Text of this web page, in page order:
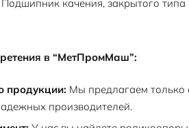
Подшипник качения, закрытого типа
в “МетПромМаш”:
продукции: Мы предлагаем
производителей.